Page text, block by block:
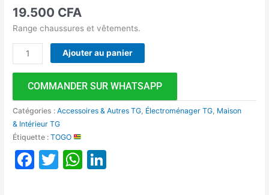
19.500 CFA
Range chaussures et vêtements.
Ajouter au panier
COMMANDER SUR WHATSAPP
Catégories :Accessoires & Autres TG Électroménager TG Maison
& Intérieur TG
Étiquette :TOGO
Facebook
TwitterWhatsApp